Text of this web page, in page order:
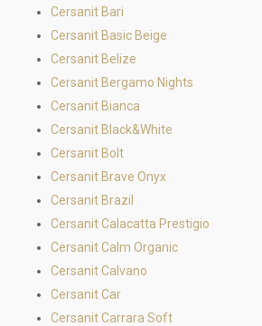
Cersanit Bari
Cersanit Basic Beige
Cersanit Belize
Cersanit Bergamo Nights
Cersanit Bianca
Cersanit Black&White
Cersanit Bolt
Cersanit Brave Onyx
Cersanit Brazil
Cersanit Calacatta Prestigio
Cersanit Calm Organic
Cersanit Calvano
Cersanit Car
Cersanit Carrara Soft